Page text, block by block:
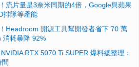
流片量是3奈米同期的4倍，Google與蘋果
排隊等產能
Headroom 開源工具幫開發者省下 70 萬
消耗暴降 92%
RTX 5070 Ti SUPER 爆料總整理：